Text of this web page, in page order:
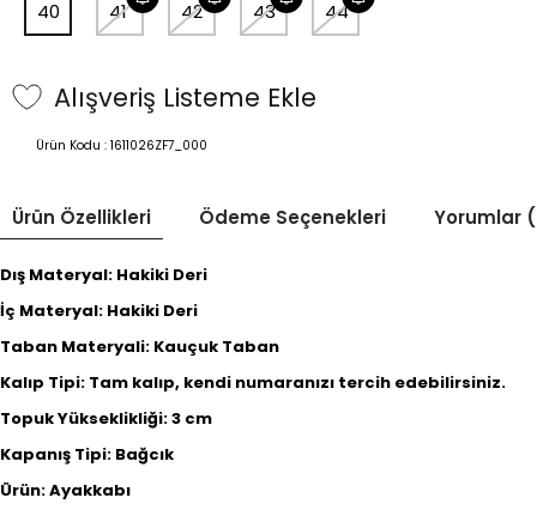
40 41 42 43 44
Alışveriş Listeme Ekle
Ürün Kodu : 1611026ZF7_000
Ürün Özellikleri Ödeme Seçenekleri Yorumlar
Dış Materyal: Hakiki Deri
İç Materyal: Hakiki Deri
Taban Materyali: Kauçuk Taban
Kalıp Tipi: Tam kalıp, kendi numaranızı tercih edebilirsiniz.
Topuk Yükseklikliği: 3 cm
Kapanış Tipi: Bağcık
Ürün: Ayakkabı